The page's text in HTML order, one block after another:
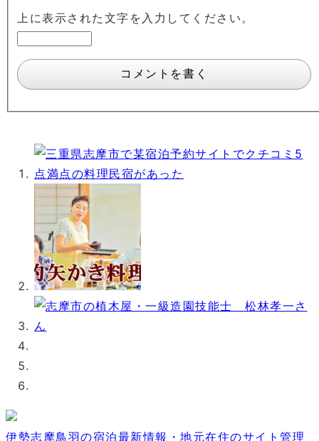
上に表示された文字を入力してください。
伊勢志摩鳥羽の宿泊最新情報・地元在住のサイト管理